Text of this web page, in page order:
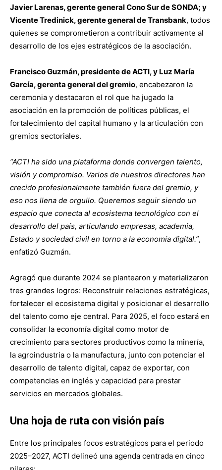
Javier Larenas, gerente general Cono Sur de SONDA; y
Vicente Tredinick, gerente general de Transbank, todos
quienes se comprometieron a contribuir activamente al
desarrollo de los ejes estratégicos de la asociación.
Francisco Guzmán, presidente de ACTI, y Luz María
García, gerenta general del gremio, encabezaron la
ceremonia y destacaron el rol que ha jugado la
asociación en la promoción de políticas públicas, el
fortalecimiento del capital humano y la articulación con
gremios sectoriales.
“ACTI ha sido una plataforma donde convergen talento,
visión y compromiso. Varios de nuestros directores han
crecido profesionalmente también fuera del gremio, y
eso nos llena de orgullo. Queremos seguir siendo un
espacio que conecta al ecosistema tecnológico con el
desarrollo del país, articulando empresas, academia,
Estado y sociedad civil en torno a la economía digital.”,
enfatizó Guzmán.
Agregó que durante 2024 se plantearon y materializaron
tres grandes logros: Reconstruir relaciones estratégicas,
fortalecer el ecosistema digital y posicionar el desarrollo
del talento como eje central. Para 2025, el foco estará en
consolidar la economía digital como motor de
crecimiento para sectores productivos como la minería,
la agroindustria o la manufactura, junto con potenciar el
desarrollo de talento digital, capaz de exportar, con
competencias en inglés y capacidad para prestar
servicios en mercados globales.
Una hoja de ruta con visión país
Entre los principales focos estratégicos para el periodo
2025–2027, ACTI delineó una agenda centrada en cinco